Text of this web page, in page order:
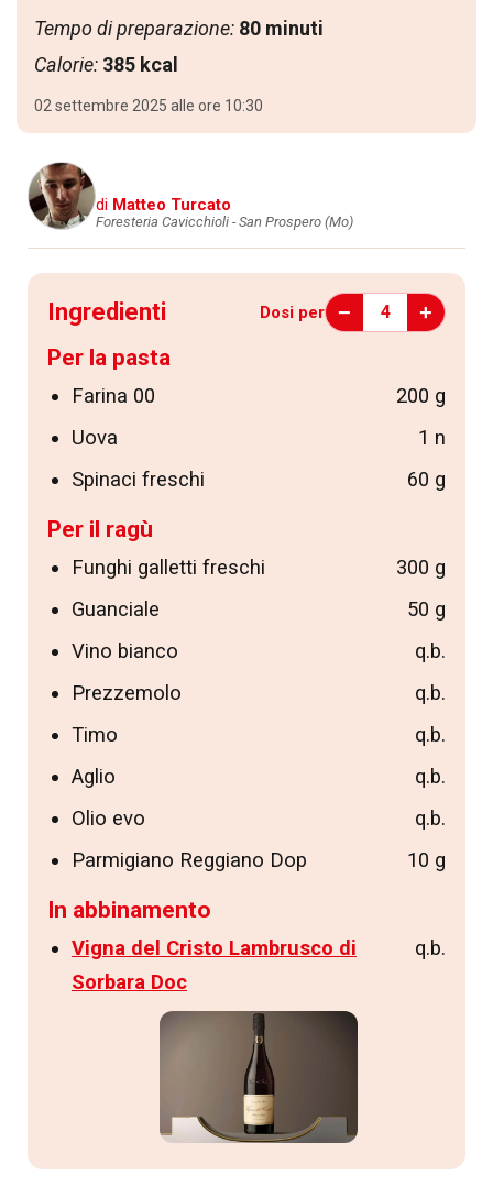
Tempo di preparazione: 80 minuti
Calorie: 385 kcal
02 settembre 2025 alle ore 10:30
di Matteo Turcato
Foresteria Cavicchioli - San Prospero (Mo)
Ingredienti Dosi per − 4 +
Per la pasta
Farina 00
200 g
Uova
1 n
Spinaci freschi
60 g
Per il ragù
Funghi galletti freschi
300 g
Guanciale
50 g
Vino bianco
q.b.
Prezzemolo
q.b.
Timo
q.b.
Aglio
q.b.
Olio evo
q.b.
Parmigiano Reggiano Dop
10 g
In abbinamento
Vigna del Cristo Lambrusco di
Sorbara Doc
q.b.